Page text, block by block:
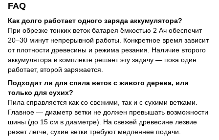
FAQ
Как долго работает одного заряда аккумулятора?
При обрезке тонких веток батарея ёмкостью 2 Ач обеспечит
20–30 минут непрерывной работы. Конкретное время зависит
от плотности древесины и режима резания. Наличие второго
аккумулятора в комплекте решает эту задачу — пока один
работает, второй заряжается.
Подходит ли для спила веток с живого дерева, или
только для сухих?
Пила справляется как со свежими, так и с сухими ветками.
Главное — диаметр ветки не должен превышать возможности
шины (до 15 см в диаметре). На свежей древесине лезвие
режет легче, сухие ветки требуют медленнее подачи.